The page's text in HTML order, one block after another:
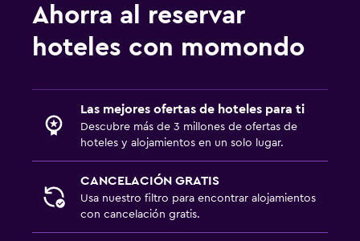
Lavandería
Servicios de lavandería/tintorería
Tienda de regalos
Entretenimiento nocturno
Clases de cocina
Ahorra al reservar
hoteles con momondo
Las mejores ofertas de hoteles para ti
Descubre más de 3 millones de ofertas de
hoteles y alojamientos en un solo lugar.
CANCELACIÓN GRATIS
Usa nuestro filtro para encontrar alojamientos
con cancelación gratis.